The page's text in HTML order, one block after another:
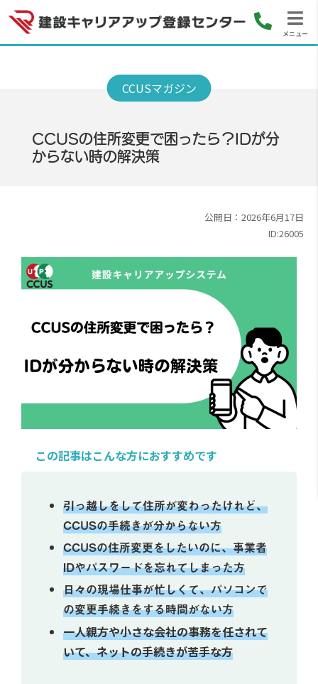
メニュー
CCUSの住所変更で困ったら？IDが分
からない時の解決策
公開日：2026年6月17日
ID:26005
この記事はこんな方におすすめです
引っ越しをして住所が変わったけれど、
CCUSの手続きが分からない方
CCUSの住所変更をしたいのに、事業者
IDやパスワードを忘れてしまった方
日々の現場仕事が忙しくて、パソコンで
の変更手続きをする時間がない方
一人親方や小さな会社の事務を任されて
いて、ネットの手続きが苦手な方